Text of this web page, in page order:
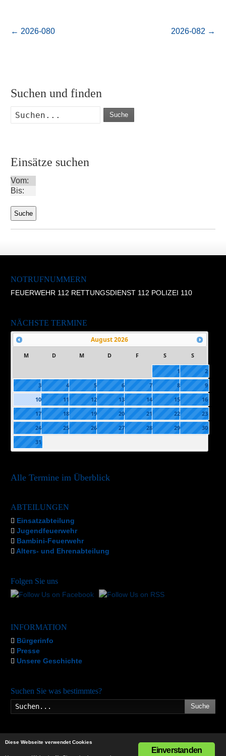
← 2026-080 2026-082 →
Suchen und finden
Suche
Einsätze suchen
Vom:
Bis:
NOTRUFNUMMERN
FEUERWEHR 112 RETTUNGSDIENST 112 POLIZEI 110
NÄCHSTE TERMINE
August2026
M D M D F S S
1
2
3
4 5 6 7 8
9
10
11 12 13 14 15
16
17
18 19 20 21 22
23
24
25 26 27 28 29
30
31
Alle Termine im Überblick
ABTEILUNGEN
Einsatzabteilung
Jugendfeuerwehr
Bambini-Feuerwehr
Alters- und Ehrenabteilung
Folgen Sie uns
INFORMATION
Bürgerinfo
Presse
Unsere Geschichte
Suchen Sie was bestimmtes?
Suche
Einverstanden
Diese Webseite verwendet Cookies